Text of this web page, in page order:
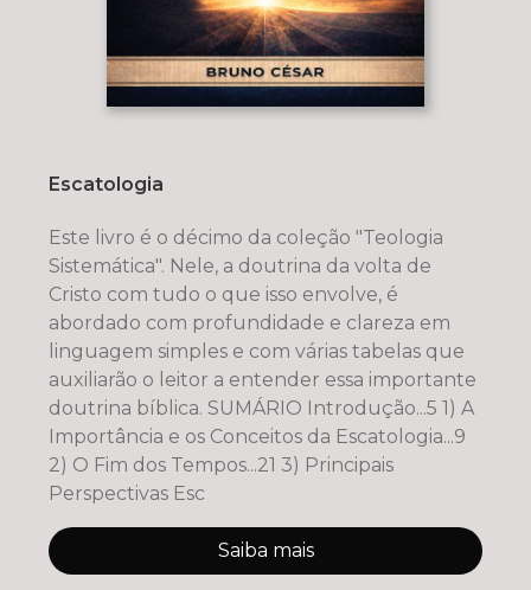
Escatologia
Este livro é o décimo da coleção "Teologia
Sistemática". Nele, a doutrina da volta de
Cristo com tudo o que isso envolve, é
abordado com profundidade e clareza em
linguagem simples e com várias tabelas que
auxiliarão o leitor a entender essa importante
doutrina bíblica. SUMÁRIO Introdução...5 1) A
Importância e os Conceitos da Escatologia...9
2) O Fim dos Tempos...21 3) Principais
Perspectivas Esc
Saiba mais